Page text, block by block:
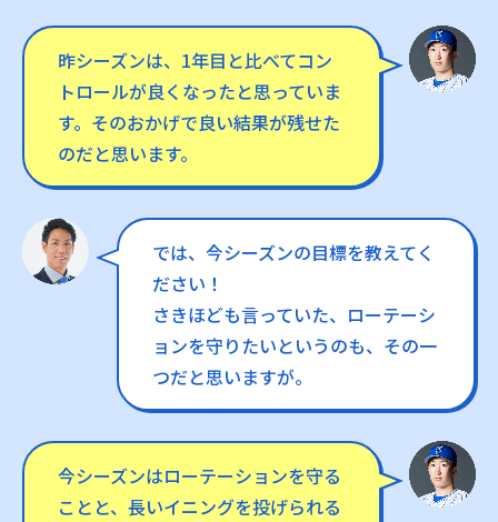
昨シーズンは、1年目と比べてコン
トロールが良くなったと思っていま
す。そのおかげで良い結果が残せた
のだと思います。
では、今シーズンの目標を教えてく
ださい！
さきほども言っていた、ローテーシ
ョンを守りたいというのも、その一
つだと思いますが。
今シーズンはローテーションを守る
ことと、長いイニングを投げられる